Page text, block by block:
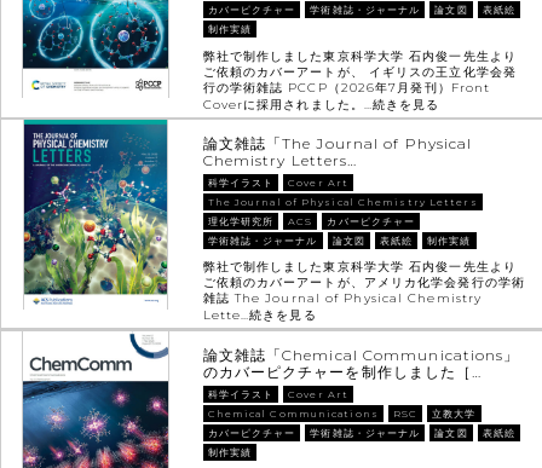
カバーピクチャー
学術雑誌・ジャーナル 論文図
表紙絵
制作実績
弊社で制作しました東京科学大学 石内俊一先生より
ご依頼のカバーアートが、 イギリスの王立化学会発
行の学術雑誌 PCCP（2026年7月発刊）Front
Coverに採用されました。…続きを見る
論文雑誌「The Journal of Physical
Chemistry Letters…
科学イラスト
Cover Art
The Journal of Physical Chemistry Letters
理化学研究所
ACS
カバーピクチャー
学術雑誌・ジャーナル
論文図 表紙絵 制作実績
弊社で制作しました東京科学大学 石内俊一先生より
ご依頼のカバーアートが、アメリカ化学会発行の学術
雑誌 The Journal of Physical Chemistry
Lette…続きを見る
論文雑誌「Chemical Communications」
のカバーピクチャーを制作しました［…
科学イラスト
Cover Art
Chemical Communications
RSC
立教大学
カバーピクチャー
学術雑誌・ジャーナル 論文図
表紙絵
制作実績